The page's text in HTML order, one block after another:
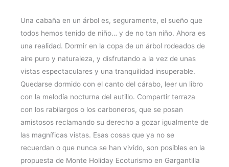
Una cabaña en un árbol es, seguramente, el sueño que
todos hemos tenido de niño… y de no tan niño. Ahora es
una realidad. Dormir en la copa de un árbol rodeados de
aire puro y naturaleza, y disfrutando a la vez de unas
vistas espectaculares y una tranquilidad insuperable.
Quedarse dormido con el canto del cárabo, leer un libro
con la melodía nocturna del autillo. Compartir terraza
con los rabilargos o los carboneros, que se posan
amistosos reclamando su derecho a gozar igualmente de
las magníficas vistas. Esas cosas que ya no se
recuerdan o que nunca se han vivido, son posibles en la
propuesta de Monte Holiday Ecoturismo en Gargantilla